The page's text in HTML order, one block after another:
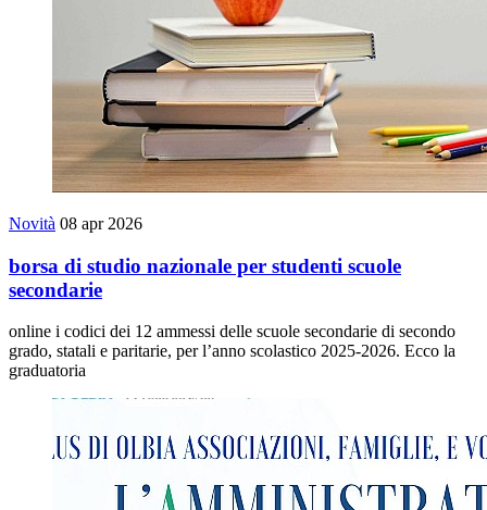
Novità 08 apr 2026
borsa di studio nazionale per studenti scuole
secondarie
online i codici dei 12 ammessi delle scuole secondarie di secondo
grado, statali e paritarie, per l’anno scolastico 2025-2026. Ecco la
graduatoria